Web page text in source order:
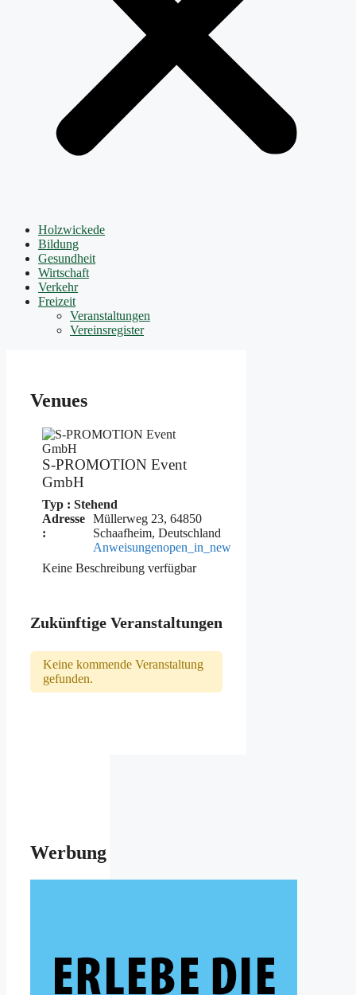
Holzwickede
Bildung
Gesundheit
Wirtschaft
Verkehr
Freizeit
Veranstaltungen
Vereinsregister
Venues
S-PROMOTION Event
GmbH
Typ : Stehend
Adresse
:
Müllerweg 23, 64850
Schaafheim, Deutschland
Anweisungenopen_in_new
Keine Beschreibung verfügbar
Zukünftige Veranstaltungen
Keine kommende Veranstaltung
gefunden.
Werbung